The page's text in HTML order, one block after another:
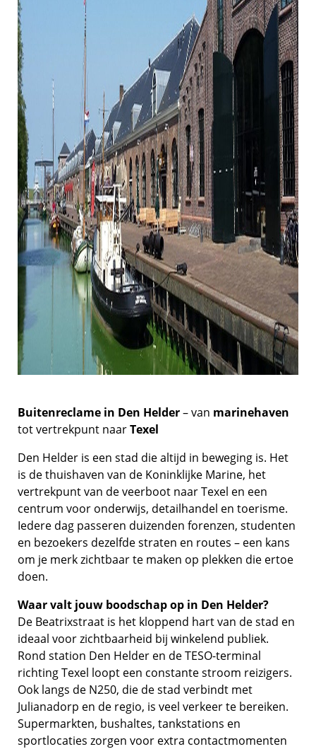
Buitenreclame in Den Helder– van marinehaven
tot vertrekpunt naarTexel
Den Helder is een stad die altijd in beweging is. Het
is de thuishaven van de Koninklijke Marine, het
vertrekpunt van de veerboot naar Texel en een
centrum voor onderwijs, detailhandel en toerisme.
Iedere dag passeren duizenden forenzen, studenten
en bezoekers dezelfde straten en routes – een kans
om je merk zichtbaar te maken op plekken die ertoe
doen.
Waar valt jouw boodschap op in Den Helder?
De Beatrixstraat is het kloppend hart van de stad en
ideaal voor zichtbaarheid bij winkelend publiek.
Rond station Den Helder en de TESO-terminal
richting Texel loopt een constante stroom reizigers.
Ook langs de N250, die de stad verbindt met
Julianadorp en de regio, is veel verkeer te bereiken.
Supermarkten, bushaltes, tankstations en
sportlocaties zorgen voor extra contactmomenten